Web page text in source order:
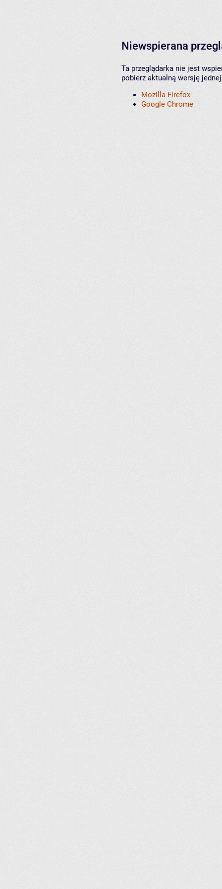
Niewspierana
Ta przeglądarka nie jest
pobierz aktualną wersję
Mozilla Firefox
Google Chrome